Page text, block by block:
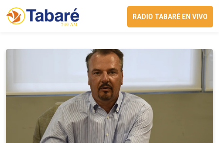
RADIO TABARÉ EN VIVO